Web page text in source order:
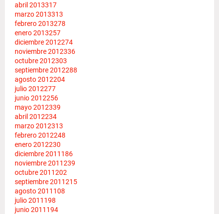
abril 2013317
marzo 2013313
febrero 2013278
enero 2013257
diciembre 2012274
noviembre 2012336
octubre 2012303
septiembre 2012288
agosto 2012204
julio 2012277
junio 2012256
mayo 2012339
abril 2012234
marzo 2012313
febrero 2012248
enero 2012230
diciembre 2011 186
noviembre 2011239
octubre 2011202
septiembre 2011215
agosto 2011 108
julio 2011 198
junio 2011 194